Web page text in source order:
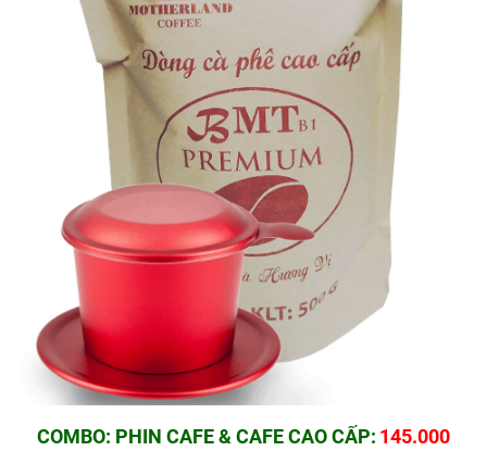
COMBO: PHIN CAFE & CAFE CAO CẤP: 145.000